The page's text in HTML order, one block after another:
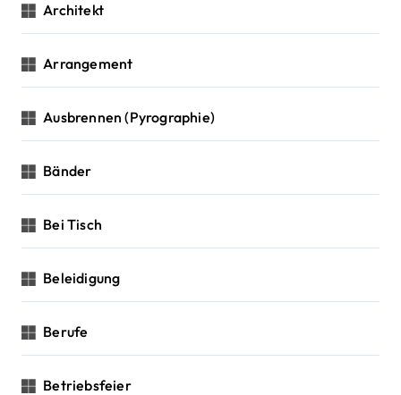
Architekt
Arrangement
Ausbrennen (Pyrographie)
Bänder
Bei Tisch
Beleidigung
Berufe
Betriebsfeier